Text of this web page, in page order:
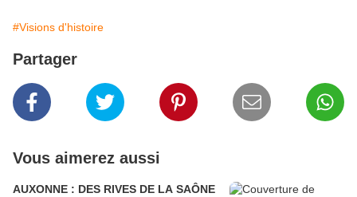
#Visions d'histoire
Partager
Vous aimerez aussi
AUXONNE : DES RIVES DE LA SAÔNE